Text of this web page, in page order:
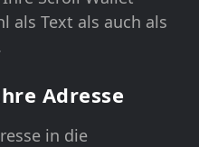
als Text als auch als
Adresse
in die